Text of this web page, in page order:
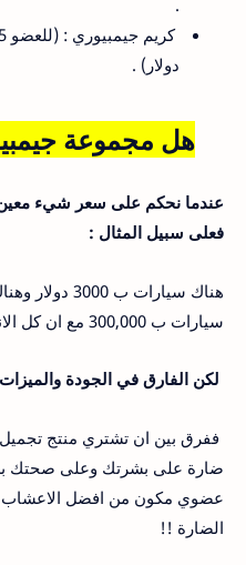
دولار) .
هل مجموعة
عندما نحكم على سعر شيء معين
فعلى سبيل المثال :
سيارات ب 300,000 مع ان كل الانواع يطلق عليه سيارة!
لكن الفارق في الجودة والميزات
ففرق بين ان تشتري منتج
ضارة على بشرتك وعلى صحتك
عضوي مكون من افضل الاعشاب
الضارة !!